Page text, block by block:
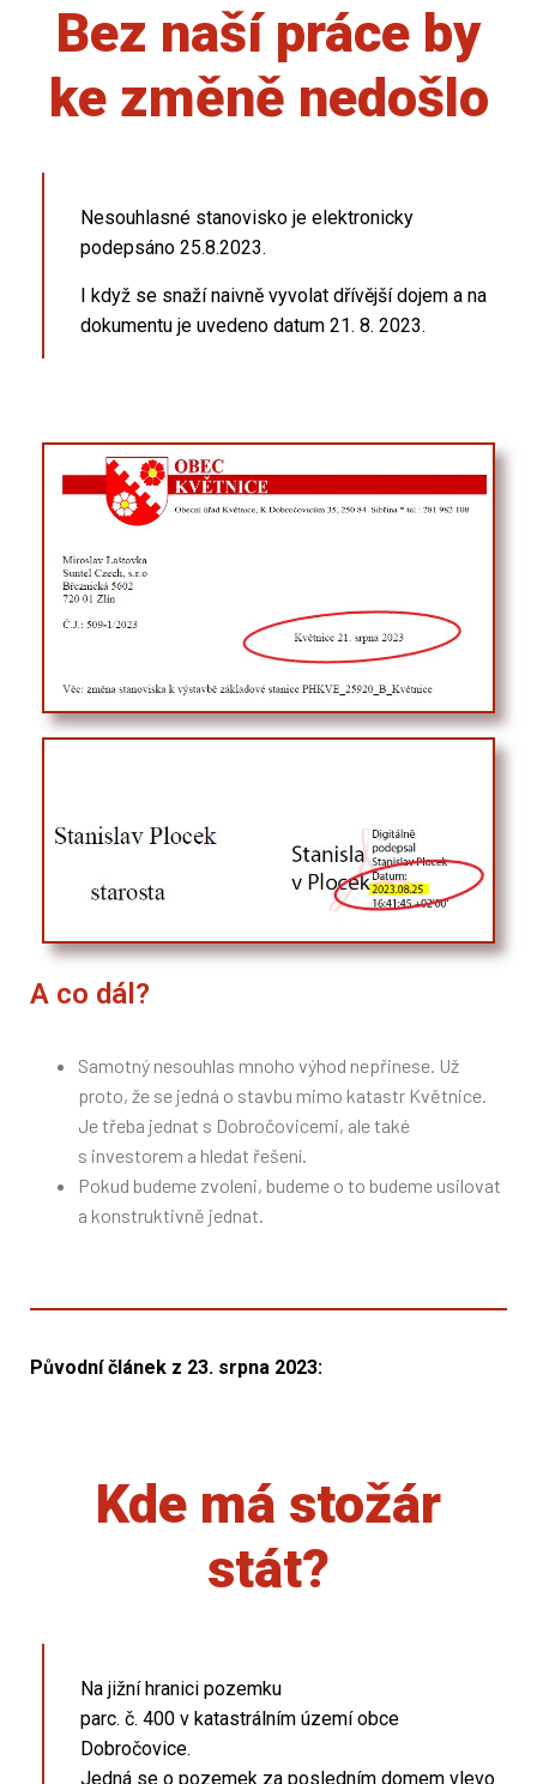
Bez naší práce by
ke změně nedošlo
Nesouhlasné stanovisko je elektronicky
podepsáno 25.8.2023.
I když se snaží naivně vyvolat dřívější dojem a na
dokumentu je uvedeno datum 21. 8. 2023.
A co dál?
Samotný nesouhlas mnoho výhod nepřinese. Už
proto, že se jedná o stavbu mimo katastr Květnice.
Je třeba jednat s Dobročovicemi, ale také
s investorem a hledat řešení.
Pokud budeme zvoleni, budeme o to budeme usilovat
a konstruktivně jednat.
Původní článek z 23. srpna 2023:
Kde má stožár
stát?
Na jižní hranici pozemku
parc. č. 400 v katastrálním území obce
Dobročovice.
Jedná se o pozemek za posledním domem vlevo